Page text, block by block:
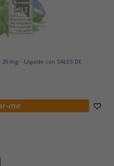
me
20 mg - Líquido con SALES DE